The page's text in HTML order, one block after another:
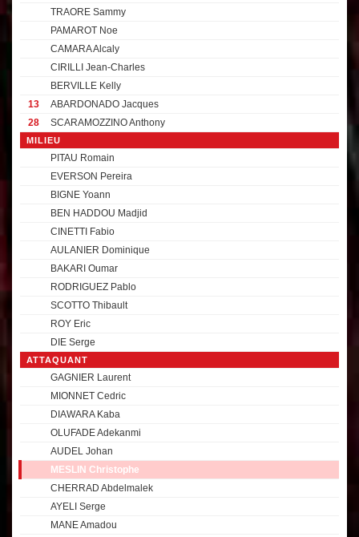
TRAORE Sammy
PAMAROT Noe
CAMARA Alcaly
CIRILLI Jean-Charles
BERVILLE Kelly
13
ABARDONADO Jacques
28
SCARAMOZZINO Anthony
MILIEU
PITAU Romain
EVERSON Pereira
BIGNE Yoann
BEN HADDOU Madjid
CINETTI Fabio
AULANIER Dominique
BAKARI Oumar
RODRIGUEZ Pablo
SCOTTO Thibault
ROY Eric
DIE Serge
ATTAQUANT
GAGNIER Laurent
MIONNET Cedric
DIAWARA Kaba
OLUFADE Adekanmi
AUDEL Johan
MESLIN Christophe
CHERRAD Abdelmalek
AYELI Serge
MANE Amadou